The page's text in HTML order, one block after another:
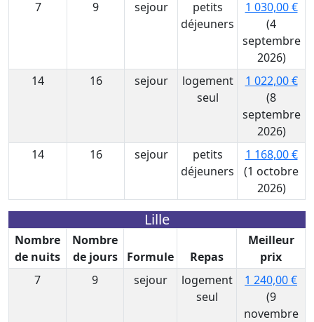
7
9 sejour
petits
déjeuners
1 030,00 €
(4
septembre
2026)
14
16 sejour
logement
seul
1 022,00 €
(8
septembre
2026)
14
16 sejour
petits
déjeuners
1 168,00 €
(1 octobre
2026)
Lille
Nombre
de nuits
Nombre
de jours
Formule Repas
Meilleur
prix
7
9 sejour
logement
seul
1 240,00 €
(9
novembre